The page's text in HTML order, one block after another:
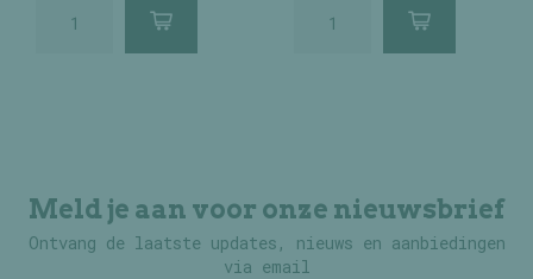
Meld je aan voor onze nieuwsbrief
Ontvang de laatste updates, nieuws en aanbiedingen
via email